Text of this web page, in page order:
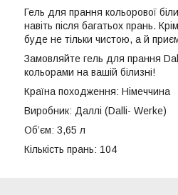
Гель для прання кольорової
навіть після багатьох прань.
буде не тільки чистою, а й
Замовляйте гель для прання
кольорами на вашій білизні!
Країна походження: Німеччина
Виробник: Даллі (Dalli- Werke)
Об’єм: 3,65 л
Кількість прань: 104